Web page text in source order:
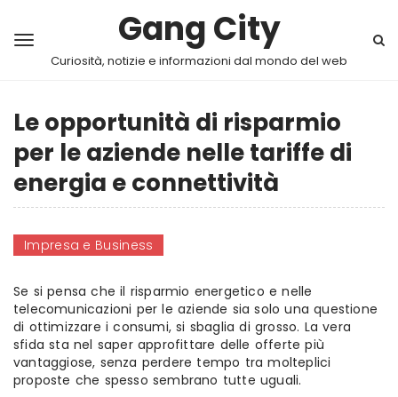
Gang City
Curiosità, notizie e informazioni dal mondo del web
Le opportunità di risparmio
per le aziende nelle tariffe di
energia e connettività
Impresa e Business
Se si pensa che il risparmio energetico e nelle
telecomunicazioni per le aziende sia solo una questione
di ottimizzare i consumi, si sbaglia di grosso. La vera
sfida sta nel saper approfittare delle offerte più
vantaggiose, senza perdere tempo tra molteplici
proposte che spesso sembrano tutte uguali.